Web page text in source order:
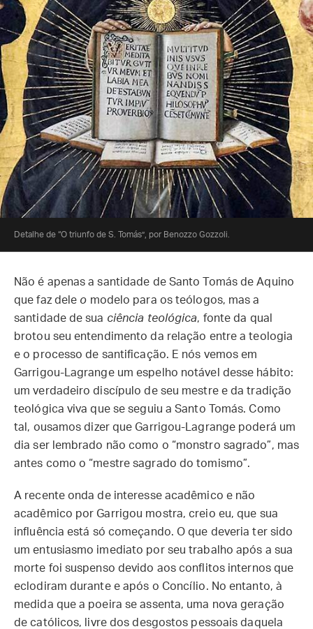
Detalhe de “O triunfo de S. Tomás”, por Benozzo Gozzoli.
Não é apenas a santidade de Santo Tomás de Aquino
que faz dele o modelo para os teólogos, mas a
santidade de sua ciência teológica, fonte da qual
brotou seu entendimento da relação entre a teologia
e o processo de santificação. E nós vemos em
Garrigou-Lagrange um espelho notável desse hábito:
um verdadeiro discípulo de seu mestre e da tradição
teológica viva que se seguiu a Santo Tomás. Como
tal, ousamos dizer que Garrigou-Lagrange poderá um
dia ser lembrado não como o “monstro sagrado”, mas
antes como o “mestre sagrado do tomismo”.
A recente onda de interesse acadêmico e não
acadêmico por Garrigou mostra, creio eu, que sua
influência está só começando. O que deveria ter sido
um entusiasmo imediato por seu trabalho após a sua
morte foi suspenso devido aos conflitos internos que
eclodiram durante e após o Concílio. No entanto, à
medida que a poeira se assenta, uma nova geração
de católicos, livre dos desgostos pessoais daquela